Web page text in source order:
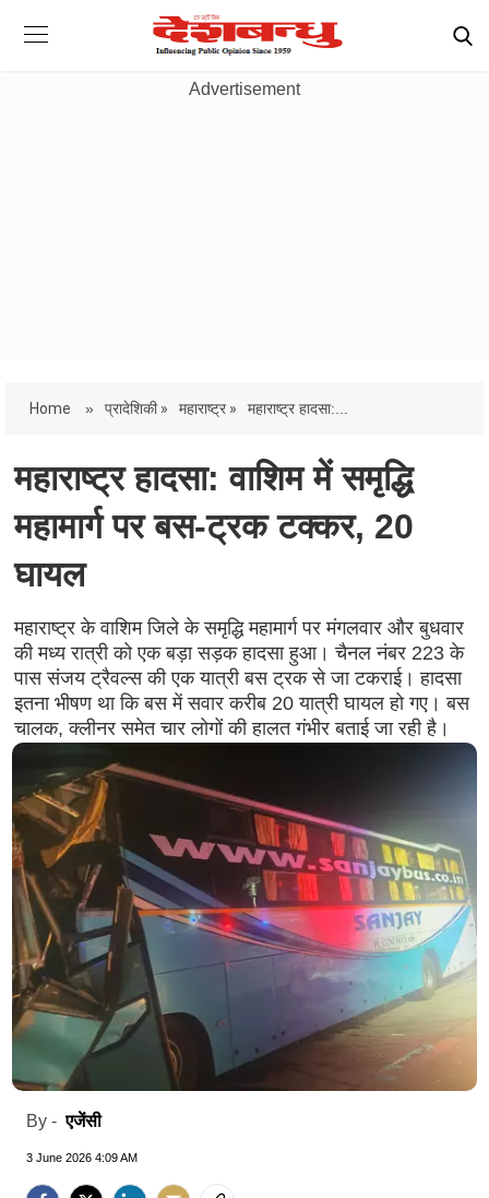
Advertisement
Home » प्रादेशिकी » महाराष्ट्र » महाराष्ट्र हादसा:...
महाराष्ट्र हादसा: वाशिम में समृद्धि
महामार्ग पर बस-ट्रक टक्कर, 20
घायल
महाराष्ट्र के वाशिम जिले के समृद्धि महामार्ग पर मंगलवार और बुधवार
की मध्य रात्री को एक बड़ा सड़क हादसा हुआ। चैनल नंबर 223 के
पास संजय ट्रैवल्स की एक यात्री बस ट्रक से जा टकराई। हादसा
इतना भीषण था कि बस में सवार करीब 20 यात्री घायल हो गए। बस
चालक, क्लीनर समेत चार लोगों की हालत गंभीर बताई जा रही है।
By -एजेंसी
3 June 2026 4:09 AM